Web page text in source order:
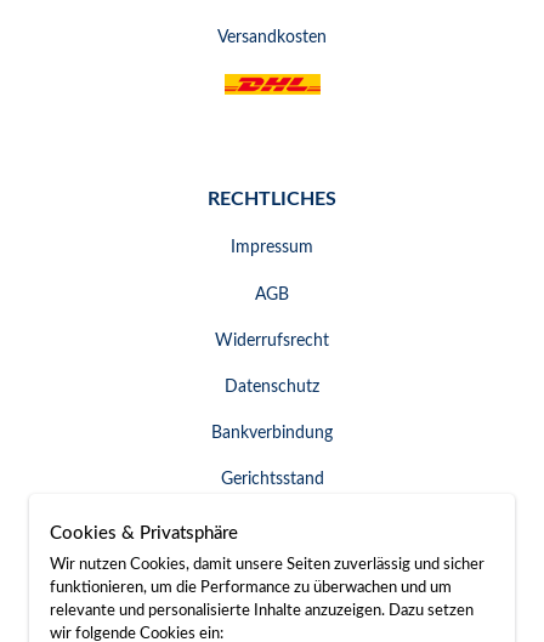
Versandkosten
RECHTLICHES
Impressum
AGB
Widerrufsrecht
Datenschutz
Bankverbindung
Gerichtsstand
Widerruf erklären
SERVICE & KONTAKT
Cookies & Privatsphäre
Wir nutzen Cookies, damit unsere Seiten zuverlässig und sicher
funktionieren, um die Performance zu überwachen und um
relevante und personalisierte Inhalte anzuzeigen. Dazu setzen
wir folgende Cookies ein: